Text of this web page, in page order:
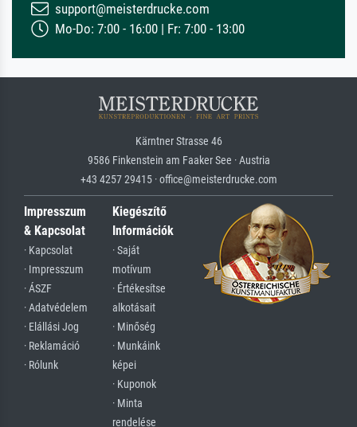
support@meisterdrucke.com
Mo-Do: 7:00 - 16:00 | Fr: 7:00 - 13:00
Kärntner Strasse 46
9586 Finkenstein am Faaker See · Austria
+43 4257 29415 · office@meisterdrucke.com
Impresszum
& Kapcsolat
· Kapcsolat
· Impresszum
· ÁSZF
· Adatvédelem
· Elállási Jog
· Reklamáció
· Rólunk
Kiegészítő
Információk
· Saját
motívum
· Értékesítse
alkotásait
· Minőség
· Munkáink
képei
· Kuponok
· Minta
rendelése